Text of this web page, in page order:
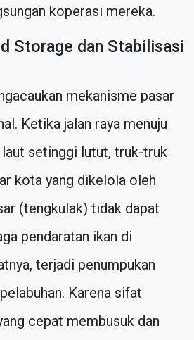
koperasi mereka.
Storage dan Stabilisasi
mekanisme pasar
Ketika jalan raya menuju
setinggi lutut, truk-truk
kota yang dikelola oleh
(tengkulak) tidak dapat
pendaratan ikan di
terjadi penumpukan
Karena sifat
cepat membusuk dan